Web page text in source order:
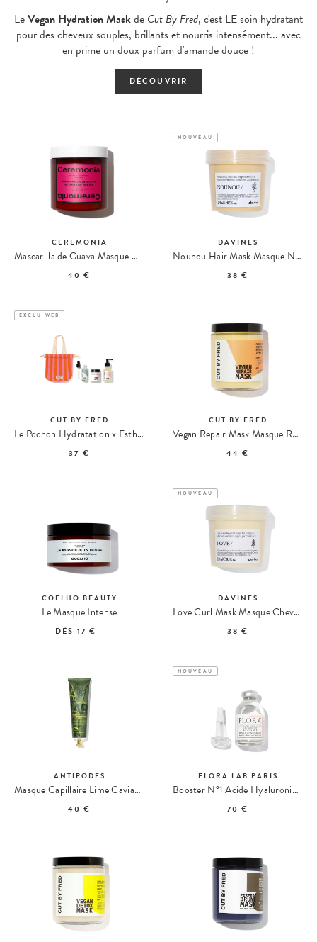
LeVegan Hydration Maskde Cut By Fred, c'est LE soin hydratant
pour des cheveux souples, brillants et nourris intensément... avec
en prime un doux parfum d'amande douce !
DÉCOUVRIR
CEREMONIA
Mascarilla de Guava Masque Cheveux Réparateur
40 €
NOUVEAU
DAVINES
Nounou Hair Mask Masque Nourrissant
38 €
EXCLU WEB
CUT BY FRED
Le Pochon Hydratation x Esther Jolivet
37 €
CUT BY FRED
Vegan Repair Mask Masque Réparateur
44 €
COELHO BEAUTY
Le Masque Intense
DÈS 17 €
NOUVEAU
DAVINES
Love Curl Mask Masque Cheveux Bouclés de Couleur
38 €
ANTIPODES
Masque Capillaire Lime Caviar Nutrition Intense
40 €
NOUVEAU
FLORA LAB PARIS
Booster N°1 Acide Hyaluronique
70 €